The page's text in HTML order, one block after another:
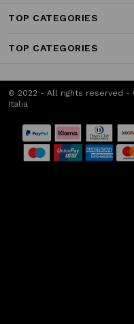
TOP CATEGORIES
TOP CATEGORIES
© 2022 - All rights reserved -
Italia